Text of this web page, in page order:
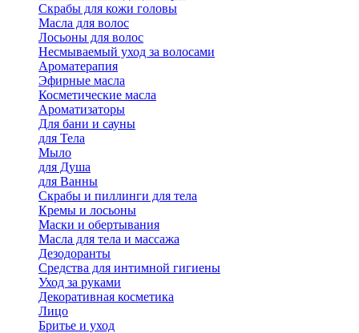
Скрабы для кожи головы
Масла для волос
Лосьоны для волос
Несмываемый уход за волосами
Ароматерапия
Эфирные масла
Косметические масла
Ароматизаторы
Для бани и сауны
для Тела
Мыло
для Душа
для Ванны
Скрабы и пиллинги для тела
Кремы и лосьоны
Маски и обертывания
Масла для тела и массажа
Дезодоранты
Средства для интимной гигиены
Уход за руками
Декоративная косметика
Лицо
Бритье и уход